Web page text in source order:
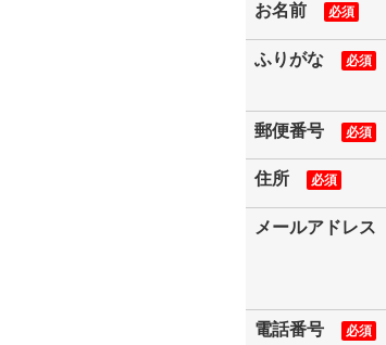
お名前 必須
ふりがな 必須
郵便番号 必須
住所 必須
メールアドレス
電話番号 必須